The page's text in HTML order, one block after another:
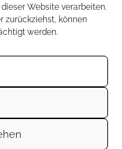
Website verarbeiten.
zurückziehst, können
werden.
dann auch hier in